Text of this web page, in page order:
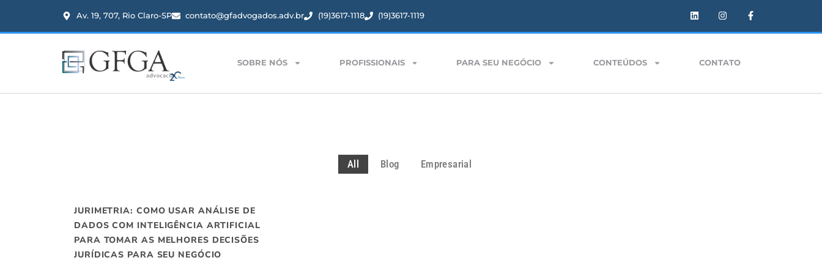
Av. 19, 707, Rio Claro-SP contato@gfadvogados.adv.br (19)3617-1118 (19)3617-1119
SOBRE NÓS PROFISSIONAIS PARA SEU NEGÓCIO CONTEÚDOS CONTATO
All Blog Empresarial
JURIMETRIA: COMO USAR ANÁLISE DE
DADOS COM INTELIGÊNCIA ARTIFICIAL
PARA TOMAR AS MELHORES DECISÕES
JURÍDICAS PARA SEU NEGÓCIO